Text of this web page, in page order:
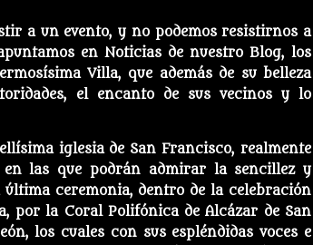
a un evento, y no podemos resistirnos a
en Noticias de nuestro Blog, los
Villa, que además de su belleza
el encanto de sus vecinos y lo
iglesia de San Francisco, realmente
en las que podrán admirar la sencillez y
última ceremonia, dentro de la celebración
por la Coral Polifónica de Alcázar de San
los cuales con sus espléndidas voces e